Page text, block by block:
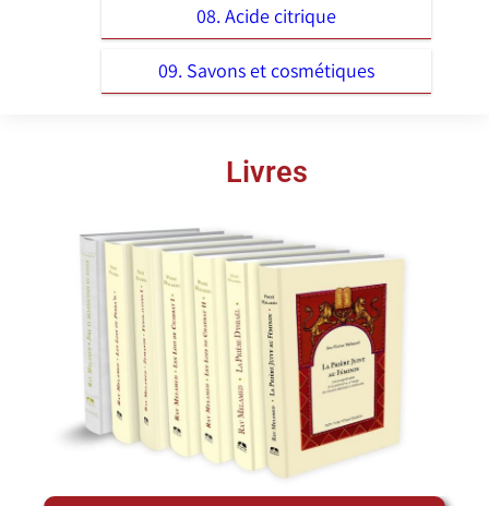
08. Acide citrique
09. Savons et cosmétiques
Livres